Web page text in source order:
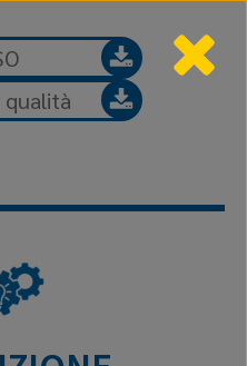
qualità